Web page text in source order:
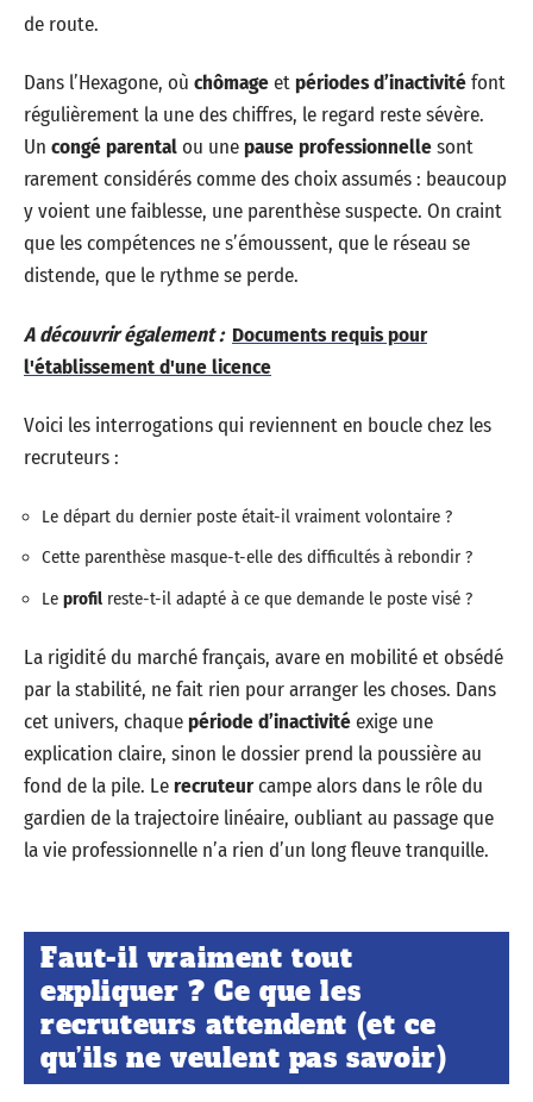
de route.
Dans l’Hexagone, où chômageetpériodes d’inactivitéfont
régulièrement la une des chiffres, le regard reste sévère.
Un congé parentalou unepause professionnellesont
rarement considérés comme des choix assumés : beaucoup
y voient une faiblesse, une parenthèse suspecte. On craint
que les compétences ne s’émoussent, que le réseau se
distende, que le rythme se perde.
A découvrir également : Documents requis pour
l'établissement d'une licence
Voici les interrogations qui reviennent en boucle chez les
recruteurs :
Le départ du dernier poste était-il vraiment volontaire ?
Cette parenthèse masque-t-elle des difficultés à rebondir ?
Le profil reste-t-il adapté à ce que demande le poste visé ?
La rigidité du marché français, avare en mobilité et obsédé
par la stabilité, ne fait rien pour arranger les choses. Dans
cet univers, chaquepériode d’inactivitéexige une
explication claire, sinon le dossier prend la poussière au
fond de la pile. Lerecruteurcampe alors dans le rôle du
gardien de la trajectoire linéaire, oubliant au passage que
la vie professionnelle n’a rien d’un long fleuve tranquille.
Faut-il vraiment tout
expliquer ? Ce que les
recruteurs attendent (et ce
qu’ils ne veulent pas savoir)